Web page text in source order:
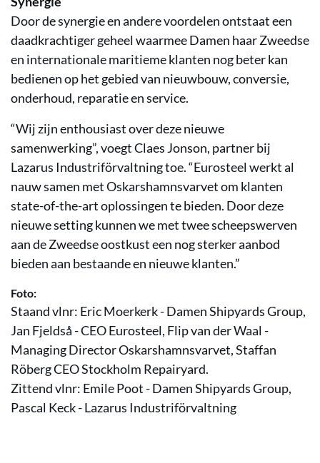
Door de synergie en andere voordelen ontstaat een
daadkrachtiger geheel waarmee Damen haar Zweedse
en internationale maritieme klanten nog beter kan
bedienen op het gebied van nieuwbouw, conversie,
onderhoud, reparatie en service.
“Wij zijn enthousiast over deze nieuwe
samenwerking”, voegt Claes Jonson, partner bij
Lazarus Industriförvaltning toe. “Eurosteel werkt al
nauw samen met Oskarshamnsvarvet om klanten
state-of-the-art oplossingen te bieden. Door deze
nieuwe setting kunnen we met twee scheepswerven
aan de Zweedse oostkust een nog sterker aanbod
bieden aan bestaande en nieuwe klanten.”
Foto:
Staand vlnr: Eric Moerkerk - Damen Shipyards Group,
Jan Fjeldså - CEO Eurosteel, Flip van der Waal -
Managing Director Oskarshamnsvarvet, Staffan
Röberg CEO Stockholm Repairyard.
Zittend vlnr: Emile Poot - Damen Shipyards Group,
Pascal Keck - Lazarus Industriförvaltning